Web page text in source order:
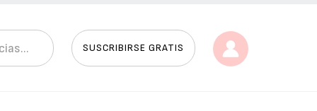
SUSCRIBIRSE GRATIS